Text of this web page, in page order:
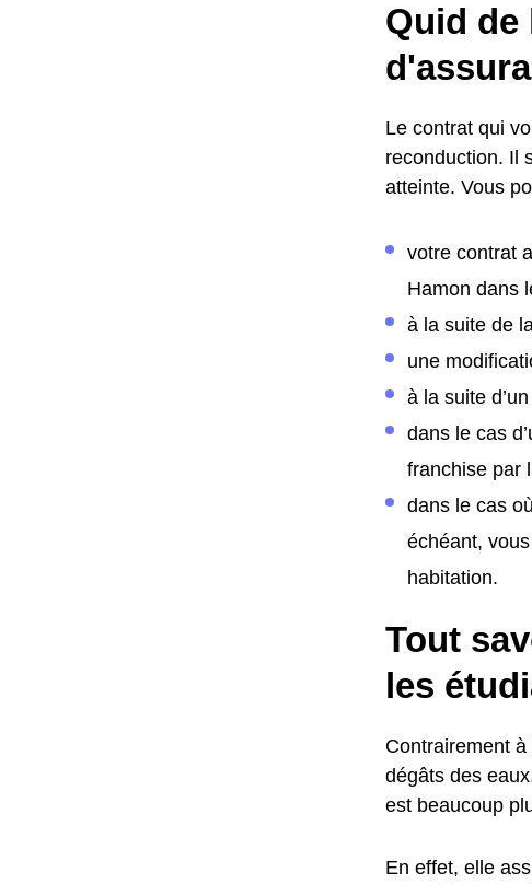
Quid
Le contrat qui
reconduction. Il
atteinte. Vous
votre contrat
Hamon dans
à la suite de
une
à la suite
dans le cas
franchise par
dans le cas
échéant,
habitation.
Tout
les
Contrairement à
dégâts des
est beaucoup
En effet, elle